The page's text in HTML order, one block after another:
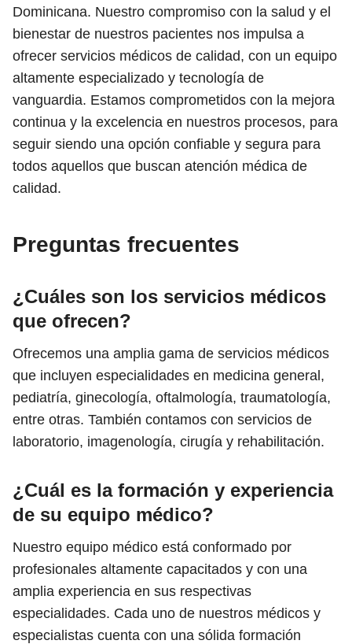
Dominicana. Nuestro compromiso con la salud y el
bienestar de nuestros pacientes nos impulsa a
ofrecer servicios médicos de calidad, con un equipo
altamente especializado y tecnología de
vanguardia. Estamos comprometidos con la mejora
continua y la excelencia en nuestros procesos, para
seguir siendo una opción confiable y segura para
todos aquellos que buscan atención médica de
calidad.
Preguntas frecuentes
¿Cuáles son los servicios médicos
que ofrecen?
Ofrecemos una amplia gama de servicios médicos
que incluyen especialidades en medicina general,
pediatría, ginecología, oftalmología, traumatología,
entre otras. También contamos con servicios de
laboratorio, imagenología, cirugía y rehabilitación.
¿Cuál es la formación y experiencia
de su equipo médico?
Nuestro equipo médico está conformado por
profesionales altamente capacitados y con una
amplia experiencia en sus respectivas
especialidades. Cada uno de nuestros médicos y
especialistas cuenta con una sólida formación